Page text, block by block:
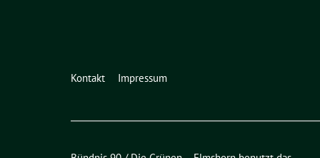
Kontakt Impressum